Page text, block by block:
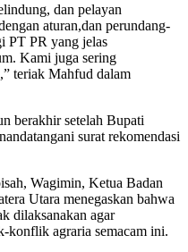
dan pelayan
aturan,dan perundang-
PT PR yang jelas
Kami juga sering
teriak Mahfud dalam
berakhir setelah Bupati
surat rekomendasi
Wagimin, Ketua Badan
Utara menegaskan bahwa
dilaksanakan agar
konflik agraria semacam ini.